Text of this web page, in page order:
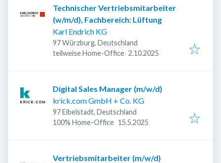
Technischer Vertriebsmitarbeiter
(w/m/d), Fachbereich: Lüftung
Karl Endrich KG
97 Würzburg, Deutschland
teilweise Home-Office Veröffentlicht
2.10.2025
Digital Sales Manager (m/w/d)
krick.com GmbH + Co. KG
97 Eibelstadt, Deutschland
100% Home-Office Veröffentlicht
15.5.2025
Vertriebsmitarbeiter (m/w/d)